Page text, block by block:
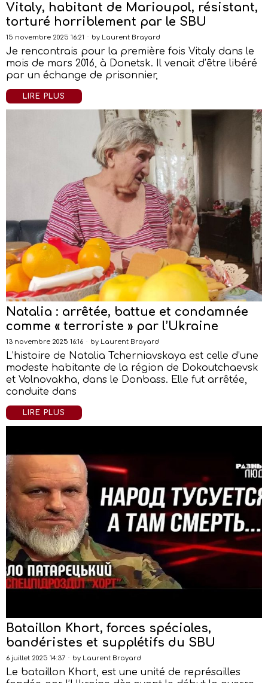
Vitaly, habitant de Marioupol, résistant,
torturé horriblement par le SBU
15 novembre 2025 16:21 by Laurent Brayard
Je rencontrais pour la première fois Vitaly dans le
mois de mars 2016, à Donetsk. Il venait d’être libéré
par un échange de prisonnier,
LIRE PLUS
Natalia : arrêtée, battue et condamnée
comme « terroriste » par l’Ukraine
13 novembre 2025 16:16 by Laurent Brayard
L’histoire de Natalia Tcherniavskaya est celle d’une
modeste habitante de la région de Dokoutchaevsk
et Volnovakha, dans le Donbass. Elle fut arrêtée,
conduite dans
LIRE PLUS
Bataillon Khort, forces spéciales,
bandéristes et supplétifs du SBU
6 juillet 2025 14:37 by Laurent Brayard
Le bataillon Khort, est une unité de représailles